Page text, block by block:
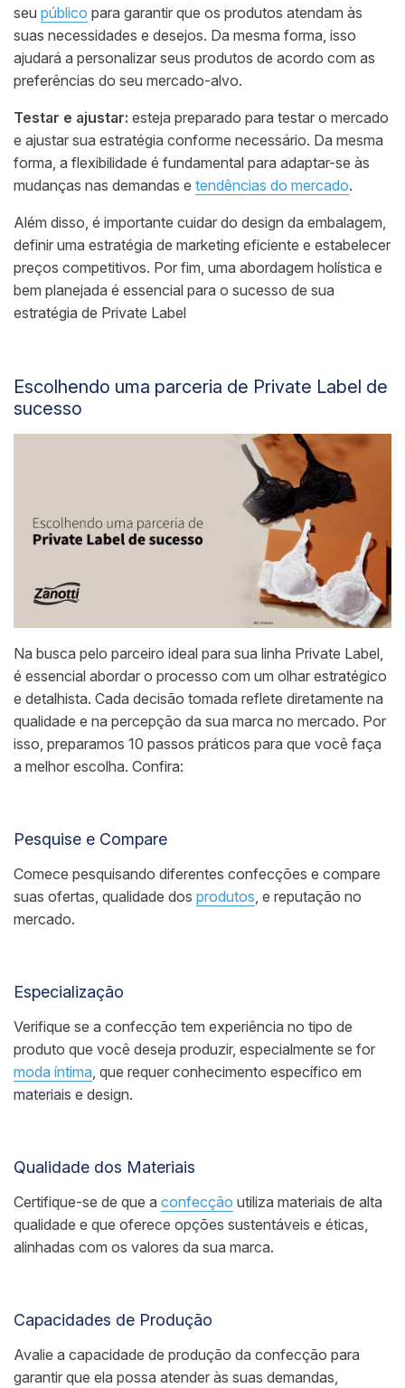
seu público para garantir que os produtos atendam às
suas necessidades e desejos. Da mesma forma, isso
ajudará a personalizar seus produtos de acordo com as
preferências do seu mercado-alvo.
Testar e ajustar: esteja preparado para testar o mercado
e ajustar sua estratégia conforme necessário. Da mesma
forma, a flexibilidade é fundamental para adaptar-se às
mudanças nas demandas e tendências do mercado.
Além disso, é importante cuidar do design da embalagem,
definir uma estratégia de marketing eficiente e estabelecer
preços competitivos. Por fim, uma abordagem holística e
bem planejada é essencial para o sucesso de sua
estratégia de Private Label
Escolhendo uma parceria de Private Label de
sucesso
Na busca pelo parceiro ideal para sua linha Private Label,
é essencial abordar o processo com um olhar estratégico
e detalhista. Cada decisão tomada reflete diretamente na
qualidade e na percepção da sua marca no mercado. Por
isso, preparamos 10 passos práticos para que você faça
a melhor escolha. Confira:
Pesquise e Compare
Comece pesquisando diferentes confecções e compare
suas ofertas, qualidade dos produtos, e reputação no
mercado.
Especialização
Verifique se a confecção tem experiência no tipo de
produto que você deseja produzir, especialmente se for
moda íntima, que requer conhecimento específico em
materiais e design.
Qualidade dos Materiais
Certifique-se de que a confecção utiliza materiais de alta
qualidade e que oferece opções sustentáveis e éticas,
alinhadas com os valores da sua marca.
Capacidades de Produção
Avalie a capacidade de produção da confecção para
garantir que ela possa atender às suas demandas,